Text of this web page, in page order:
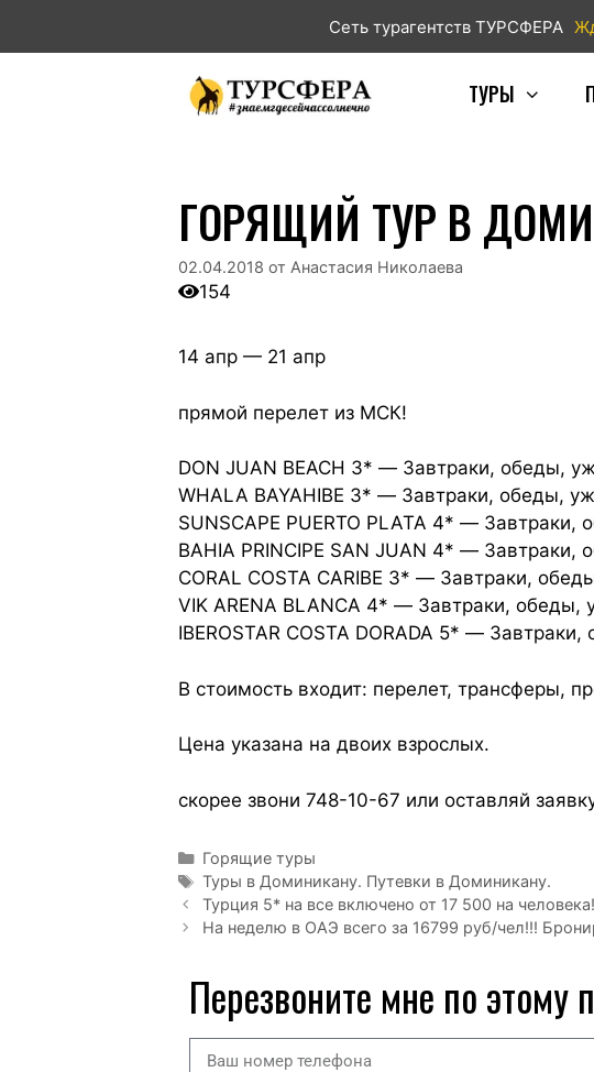
Сеть турагентств ТУРСФЕРА
ТУРЫ
ГОРЯЩИЙ ТУР В
02.04.2018 от Анастасия Николаева
154
14 апр — 21 апр
прямой перелет из МСК!
DON JUAN BEACH 3* — Завтраки, обеды,
WHALA BAYAHIBE 3* — Завтраки, обеды,
SUNSCAPE PUERTO PLATA 4* — Завтраки,
BAHIA PRINCIPE SAN JUAN 4* — Завтраки,
CORAL COSTA CARIBE 3* — Завтраки,
VIK ARENA BLANCA 4* — Завтраки, обеды,
IBEROSTAR COSTA DORADA 5* —
В стоимость входит: перелет, трансферы,
Цена указана на двоих взрослых.
скорее звони 748-10-67 или оставляй
Горящие туры
Туры в Доминикану. Путевки в Доминикану.
Турция 5* на все включено от 17 500 на
На неделю в ОАЭ всего за 16799 руб/чел!!!
Перезвоните мне по